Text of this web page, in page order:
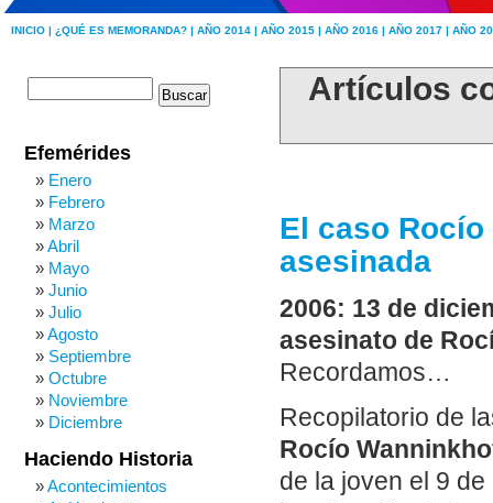
INICIO | ¿QUÉ ES MEMORANDA? | AÑO 2014 | AÑO 2015 | AÑO 2016 | AÑO 2017 | AÑO
Artículos
El caso
asesinada
2006: 13 de
asesinato de
Recordamos…
Recopilatorio de
Rocío
de la joven el 9
Efemérides
Enero
Febrero
Marzo
Abril
Mayo
Junio
Julio
Agosto
Septiembre
Octubre
Noviembre
Diciembre
Haciendo Historia
Acontecimientos